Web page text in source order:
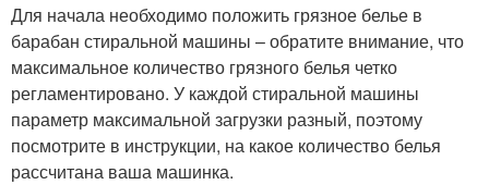
Для начала необходимо положить грязное белье в
барабан стиральной машины – обратите внимание, что
максимальное количество грязного белья четко
регламентировано. У каждой стиральной машины
параметр максимальной загрузки разный, поэтому
посмотрите в инструкции, на какое количество белья
рассчитана ваша машинка.